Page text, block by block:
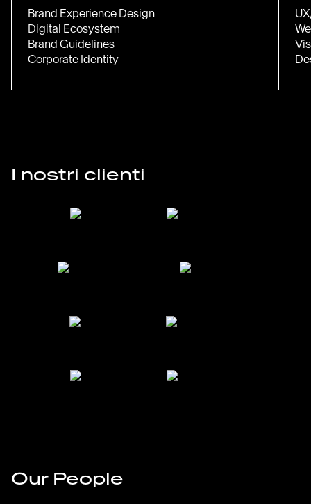
Brand Experience Design
Digital Ecosystem
Brand Guidelines
Corporate Identity
I nostri clienti
Our People